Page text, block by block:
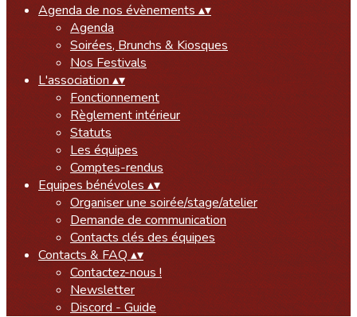
Agenda de nos évènements ▴▾
Agenda
Soirées, Brunchs & Kiosques
Nos Festivals
L'association▴▾
Fonctionnement
Règlement intérieur
Statuts
Les équipes
Comptes-rendus
Equipes bénévoles ▴▾
Organiser une soirée/stage/atelier
Demande de communication
Contacts clés des équipes
Contacts & FAQ ▴▾
Contactez-nous !
Newsletter
Discord - Guide